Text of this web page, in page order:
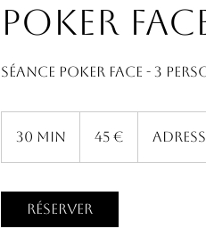
Poker
Séance Poker face - 3
30 min
i
45 €
Réserver